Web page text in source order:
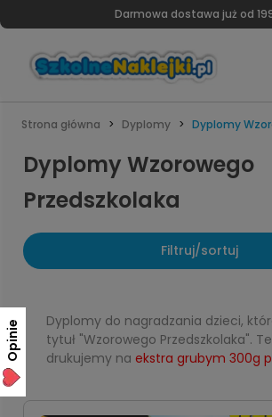
Darmowa dostawa już od
Strona główna Dyplomy Dyplomy
Dyplomy Wzorowego
Przedszkolaka
Filtruj/sortuj
Dyplomy do nagradzania dzieci,
tytuł "Wzorowego Przedszkolaka".
drukujemy na ekstra grubym 300g
Opinie